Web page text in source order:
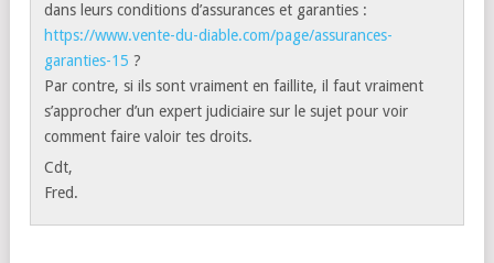
dans leurs conditions d’assurances et garanties :
https://www.vente-du-diable.com/page/assurances-
garanties-15 ?
Par contre, si ils sont vraiment en faillite, il faut vraiment
s’approcher d’un expert judiciaire sur le sujet pour voir
comment faire valoir tes droits.
Cdt,
Fred.